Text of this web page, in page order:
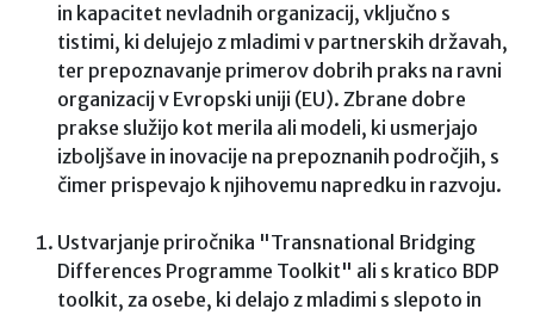
in kapacitet nevladnih organizacij, vključno s
tistimi, ki delujejo z mladimi v partnerskih državah,
ter prepoznavanje primerov dobrih praks na ravni
organizacij v Evropski uniji (EU). Zbrane dobre
prakse služijo kot merila ali modeli, ki usmerjajo
izboljšave in inovacije na prepoznanih področjih, s
čimer prispevajo k njihovemu napredku in razvoju.
Ustvarjanje priročnika "Transnational Bridging
Differences Programme Toolkit" ali s kratico BDP
toolkit, za osebe, ki delajo z mladimi s slepoto in